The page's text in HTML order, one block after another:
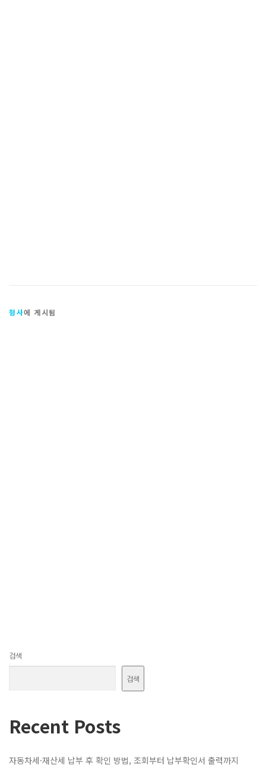
형사에 게시됨
검색
검색
Recent Posts
자동차세·재산세 납부 후 확인 방법, 조회부터 납부확인서 출력까지